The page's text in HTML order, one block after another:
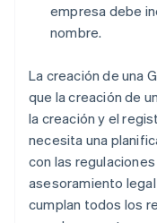
empresa debe
nombre.
La creación de una
que la creación de
la creación y el
necesita una
con las
asesoramiento
cumplan todos los